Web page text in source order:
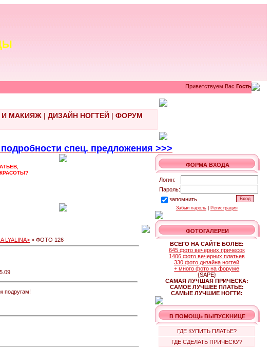
Приветствуем Вас Гость
И МАКИЯЖ| ДИЗАЙН НОГТЕЙ| ФОРУМ
спец. предложения >>>
LYALINA> » ФОТО 126
подругам!
ФОРМА ВХОДА
Логин:
Пароль:
запомнить
Забыл пароль| Регистрация
ФОТОГАЛЕРЕИ
ВСЕГО НА САЙТЕ БОЛЕЕ:
645 фото вечерних причесок
1406 фото вечерних платьев
330 фото дизайна ногтей
+ много фото на форуме
{SAPE}
САМАЯ ЛУЧШАЯ ПРИЧЕСКА:
САМОЕ ЛУЧШЕЕ ПЛАТЬЕ:
САМЫЕ ЛУЧШИЕ НОГТИ:
В ПОМОЩЬ ВЫПУСКНИЦЕ
ГДЕ КУПИТЬ ПЛАТЬЕ?
ГДЕ СДЕЛАТЬ ПРИЧЕСКУ?